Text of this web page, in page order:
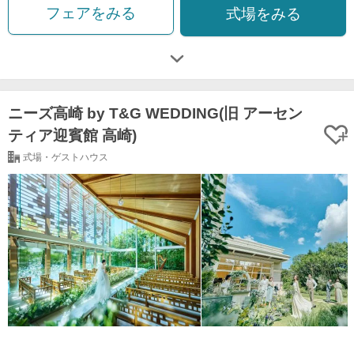
フェアをみる 式場をみる
ニーズ高崎 by T&G WEDDING(旧 アーセン
ティア迎賓館 高崎)
式場・ゲストハウス